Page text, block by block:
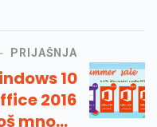
PRIJAŠNJA
10
2016
mnogo